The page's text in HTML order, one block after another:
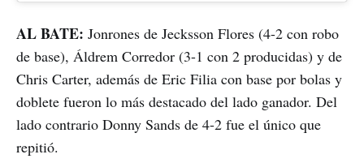
AL BATE: Jonrones de Jecksson Flores (4-2 con robo
de base), Áldrem Corredor (3-1 con 2 producidas) y de
Chris Carter, además de Eric Filia con base por bolas y
doblete fueron lo más destacado del lado ganador. Del
lado contrario Donny Sands de 4-2 fue el único que
repitió.